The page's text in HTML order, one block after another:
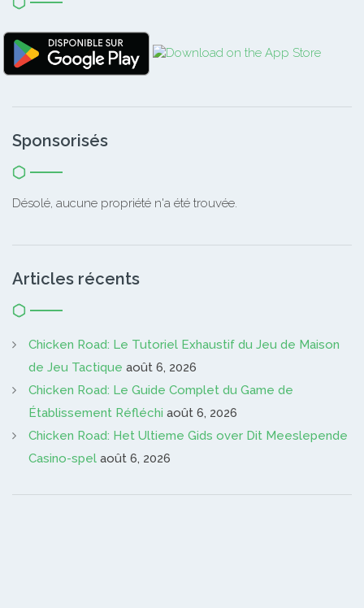
Sponsorisés
Désolé, aucune propriété n'a été trouvée.
Articles récents
Chicken Road: Le Tutoriel Exhaustif du Jeu de Maison
de Jeu Tactique août 6, 2026
Chicken Road: Le Guide Complet du Game de
Établissement Réfléchi août 6, 2026
Chicken Road: Het Ultieme Gids over Dit Meeslepende
Casino-spel août 6, 2026